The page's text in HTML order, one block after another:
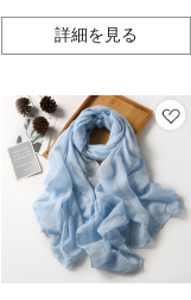
詳細を見る